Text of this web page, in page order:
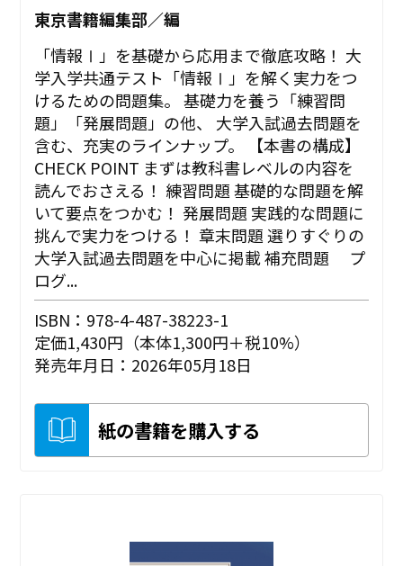
東京書籍編集部／編
「情報Ⅰ」を基礎から応用まで徹底攻略！ 大
学入学共通テスト「情報Ⅰ」を解く実力をつ
けるための問題集。 基礎力を養う「練習問
題」「発展問題」の他、 大学入試過去問題を
含む、充実のラインナップ。 【本書の構成】
CHECK POINT まずは教科書レベルの内容を
読んでおさえる！ 練習問題 基礎的な問題を解
いて要点をつかむ！ 発展問題 実践的な問題に
挑んで実力をつける！ 章末問題 選りすぐりの
大学入試過去問題を中心に掲載 補充問題 プ
ログ...
ISBN：978-4-487-38223-1
定価1,430円（本体1,300円＋税10%）
発売年月日：2026年05月18日
紙の書籍を購入する